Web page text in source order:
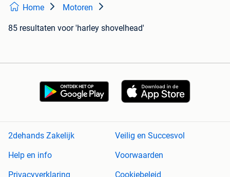
Home Motoren
85 resultaten voor 'harley shovelhead'
2dehands Zakelijk
Veilig en Succesvol
Help en info
Voorwaarden
Privacyverklaring
Cookiebeleid